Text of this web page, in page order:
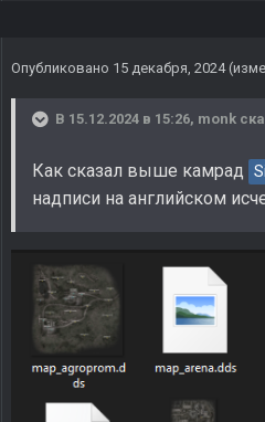
Опубликовано 15 декабря, 2024
В 15.12.2024 в 15:26, monk
Как сказал выше камрад
надписи на английском